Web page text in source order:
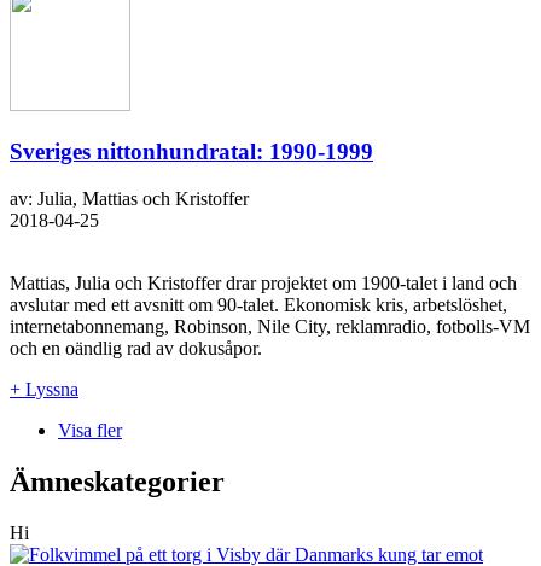
Sveriges nittonhundratal: 1990-1999
av: Julia, Mattias och Kristoffer
2018-04-25
Mattias, Julia och Kristoffer drar projektet om 1900-talet i land och
avslutar med ett avsnitt om 90-talet. Ekonomisk kris, arbetslöshet,
internetabonnemang, Robinson, Nile City, reklamradio, fotbolls-VM
och en oändlig rad av dokusåpor.
+ Lyssna
Visa fler
Ämneskategorier
Hi